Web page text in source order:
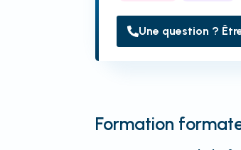
Une question ?
Formation